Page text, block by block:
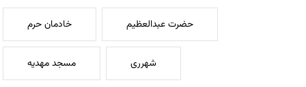
خادمان حرم حضرت عبدالعظیم
مسجد مهدیه شهرری